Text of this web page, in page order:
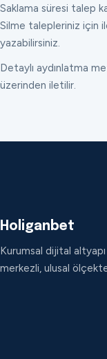
Saklama süresi talep
Silme talepleriniz için
yazabilirsiniz.
Detaylı aydınlatma
üzerinden iletilir.
Holiganbet
Kurumsal dijital altyapı
merkezli, ulusal